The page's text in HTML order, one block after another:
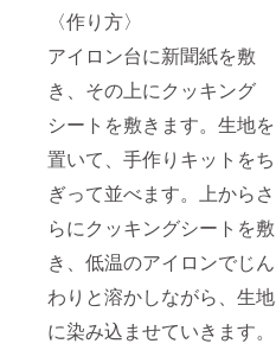
〈作り方〉
アイロン台に新聞紙を敷
き、その上にクッキング
シートを敷きます。生地を
置いて、手作りキットをち
ぎって並べます。上からさ
らにクッキングシートを敷
き、低温のアイロンでじん
わりと溶かしながら、生地
に染み込ませていきます。